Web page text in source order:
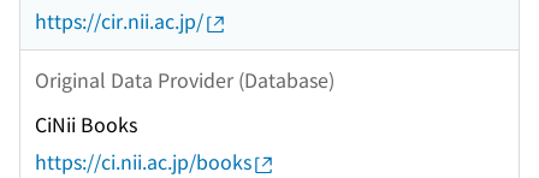
https://cir.nii.ac.jp/
Original Data Provider (Database)
CiNii Books
https://ci.nii.ac.jp/books